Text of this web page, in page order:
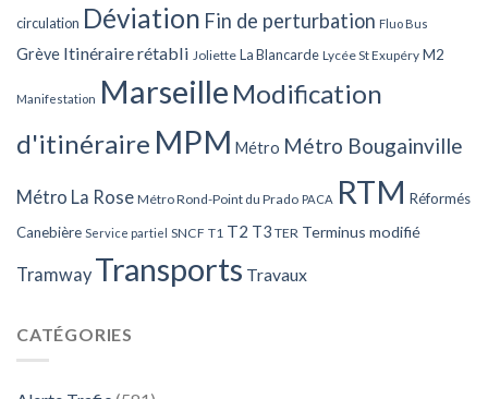
circulation Déviation Fin de perturbation Fluo Bus
Grève Itinéraire rétabli Joliette La Blancarde Lycée St Exupéry M2
Manifestation Marseille Modification
d'itinéraire MPM Métro Métro Bougainville
Métro La Rose Métro Rond-Point du Prado PACA RTM Réformés
Canebière Service partiel SNCF T1 T2 T3 TER Terminus modifié
Tramway Transports Travaux
CATÉGORIES